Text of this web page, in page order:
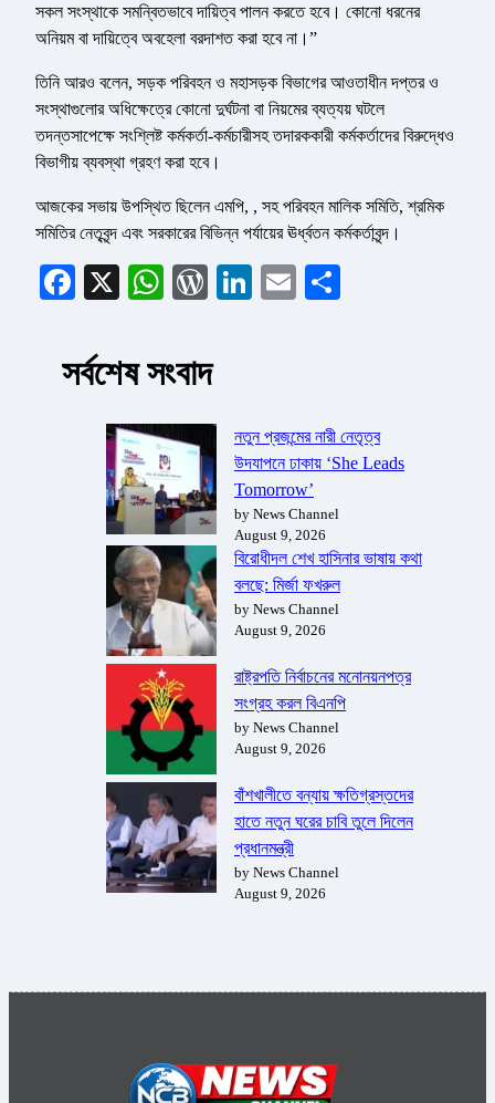
সকল সংস্থাকে সমন্বিতভাবে দায়িত্ব পালন করতে হবে। কোনো ধরনের
অনিয়ম বা দায়িত্বে অবহেলা বরদাশত করা হবে না।”
তিনি আরও বলেন, সড়ক পরিবহন ও মহাসড়ক বিভাগের আওতাধীন দপ্তর ও
সংস্থাগুলোর অধিক্ষেত্রে কোনো দুর্ঘটনা বা নিয়মের ব্যত্যয় ঘটলে
তদন্তসাপেক্ষে সংশ্লিষ্ট কর্মকর্তা-কর্মচারীসহ তদারককারী কর্মকর্তাদের বিরুদ্ধেও
বিভাগীয় ব্যবস্থা গ্রহণ করা হবে।
আজকের সভায় উপস্থিত ছিলেন এমপি, , সহ পরিবহন মালিক সমিতি, শ্রমিক
সমিতির নেতৃবৃন্দ এবং সরকারের বিভিন্ন পর্যায়ের ঊর্ধ্বতন কর্মকর্তাবৃন্দ।
Facebook
X WhatsApp
WordPress
LinkedIn
Email
সর্বশেষ সংবাদ
নতুন প্রজন্মের নারী নেতৃত্ব
উদযাপনে ঢাকায় ‘She Leads
Tomorrow’
by News Channel
August 9, 2026
বিরোধীদল শেখ হাসিনার ভাষায় কথা
বলছে: মির্জা ফখরুল
by News Channel
August 9, 2026
রাষ্ট্রপতি নির্বাচনের মনোনয়নপত্র
সংগ্রহ করল বিএনপি
by News Channel
August 9, 2026
বাঁশখালীতে বন্যায় ক্ষতিগ্রস্তদের
হাতে নতুন ঘরের চাবি তুলে দিলেন
প্রধানমন্ত্রী
by News Channel
August 9, 2026